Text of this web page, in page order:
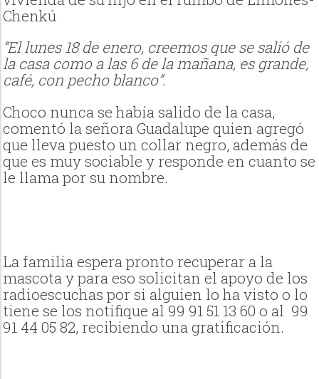
Chenkú
“El lunes 18 de enero, creemos que se salió de
la casa como a las 6 de la mañana, es grande,
café, con pecho blanco”.
Choco nunca se había salido de la casa,
comentó la señora Guadalupe quien agregó
que lleva puesto un collar negro, además de
que es muy sociable y responde en cuanto se
le llama por su nombre.
La familia espera pronto recuperar a la
mascota y para eso solicitan el apoyo de los
radioescuchas por si alguien lo ha visto o lo
tiene se los notifique al 99 91 51 13 60 o al 99
91 44 05 82, recibiendo una gratificación.